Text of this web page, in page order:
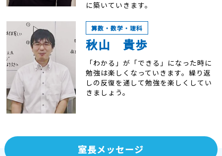
に築いていきます。
算数・数学・理科
秋山 貴歩
「わかる」が「できる」になった時に
勉強は楽しくなっていきます。繰り返
しの反復を通して勉強を楽しくしてい
きましょう。
室長メッセージ